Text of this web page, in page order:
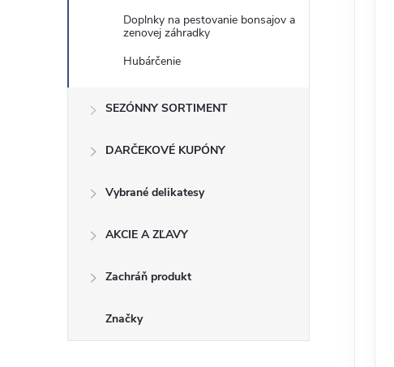
Doplnky na pestovanie bonsajov a
zenovej záhradky
Hubárčenie
SEZÓNNY SORTIMENT
DARČEKOVÉ KUPÓNY
Vybrané delikatesy
AKCIE A ZĽAVY
Zachráň produkt
Značky